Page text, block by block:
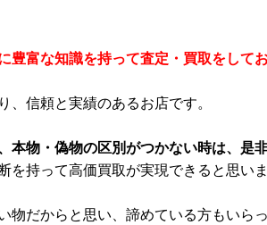
富な知識を持って査定・買取をしてお
信頼と実績のあるお店です。
本物・偽物の区別がつかない時は、是
持って高価買取が実現できると思いま
物だからと思い、諦めている方もいら